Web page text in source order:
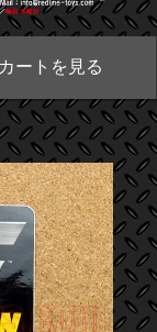
カートを見る